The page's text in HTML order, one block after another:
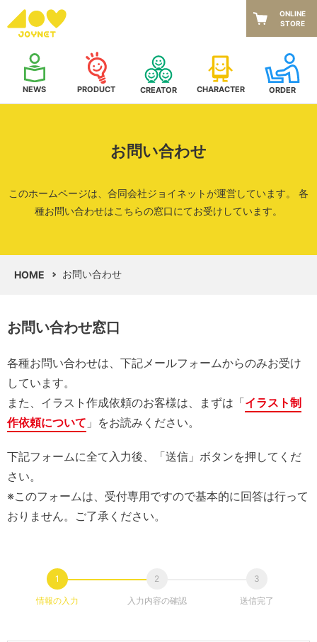
NEWS PRODUCT CREATOR CHARACTER ORDER
ONLINE
STORE
お問い合わせ
このホームページは、合同会社ジョイネットが運営しています。 各
種お問い合わせはこちらの窓口にてお受けしています。
HOME お問い合わせ
お問い合わせ窓口
各種お問い合わせは、下記メールフォームからのみお受け
しています。
また、イラスト作成依頼のお客様は、まずは「イラスト制
作依頼について 」をお読みください。
下記フォームに全て入力後、「送信」ボタンを押してくだ
さい。
※このフォームは、受付専用ですので基本的に回答は行って
おりません。ご了承ください。
情報の入力 入力内容の確認 送信完了